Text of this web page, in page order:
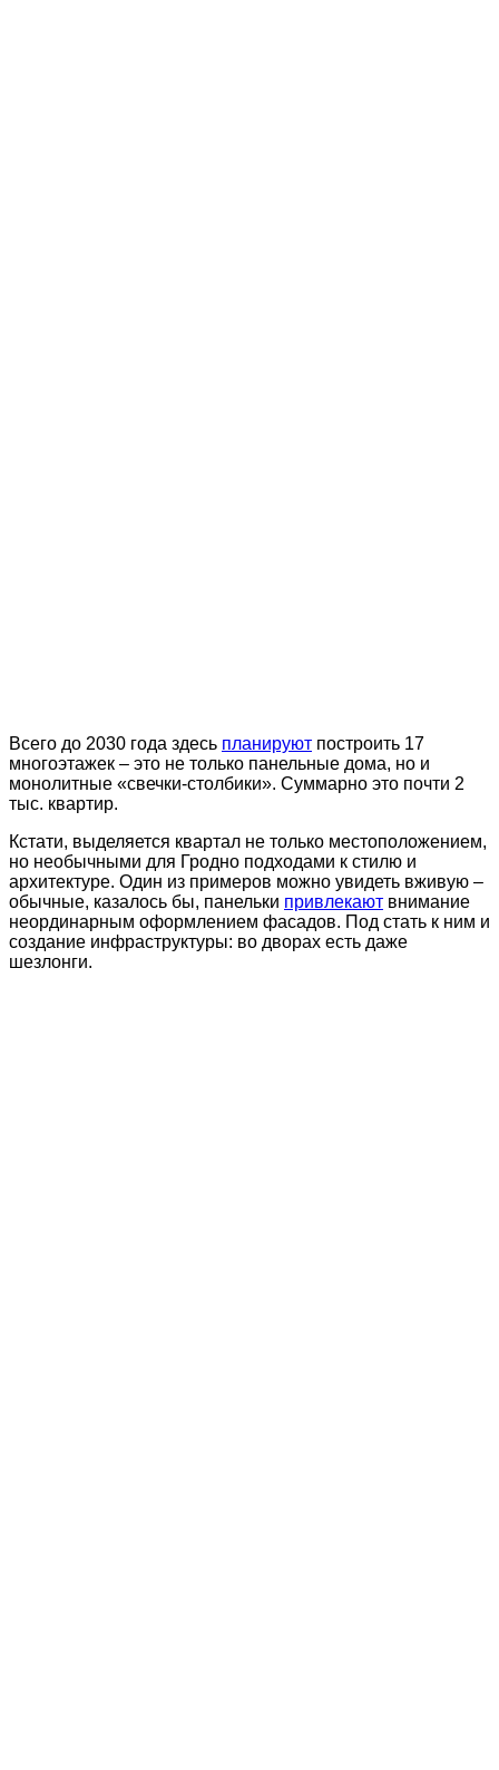
Всего до 2030 года здесь планируют построить 17
многоэтажек – это не только панельные дома, но и
монолитные «свечки-столбики». Суммарно это почти 2
тыс. квартир.
Кстати, выделяется квартал не только местоположением,
но необычными для Гродно подходами к стилю и
архитектуре. Один из примеров можно увидеть вживую –
обычные, казалось бы, панельки привлекают внимание
неординарным оформлением фасадов. Под стать к ним и
создание инфраструктуры: во дворах есть даже
шезлонги.